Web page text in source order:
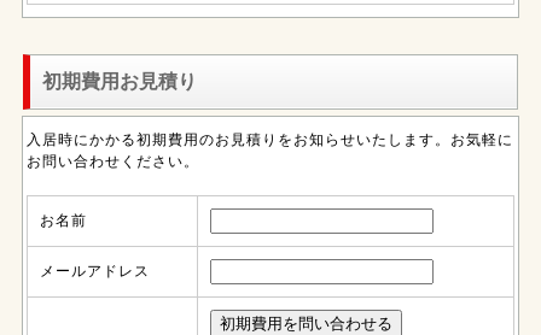
初期費用お見積り
入居時にかかる初期費用のお見積りをお知らせいたします。お気軽に
お問い合わせください。
お名前
メールアドレス